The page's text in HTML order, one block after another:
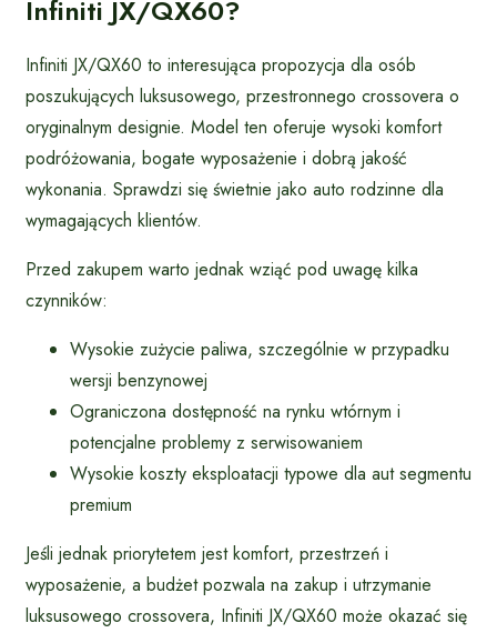
Infiniti JX/QX60?
Infiniti JX/QX60 to interesująca propozycja dla osób
poszukujących luksusowego, przestronnego crossovera o
oryginalnym designie. Model ten oferuje wysoki komfort
podróżowania, bogate wyposażenie i dobrą jakość
wykonania. Sprawdzi się świetnie jako auto rodzinne dla
wymagających klientów.
Przed zakupem warto jednak wziąć pod uwagę kilka
czynników:
Wysokie zużycie paliwa, szczególnie w przypadku
wersji benzynowej
Ograniczona dostępność na rynku wtórnym i
potencjalne problemy z serwisowaniem
Wysokie koszty eksploatacji typowe dla aut segmentu
premium
Jeśli jednak priorytetem jest komfort, przestrzeń i
wyposażenie, a budżet pozwala na zakup i utrzymanie
luksusowego crossovera, Infiniti JX/QX60 może okazać się